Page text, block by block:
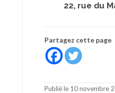
22, rue du
Partagez cette page
Publié le 10 novembre